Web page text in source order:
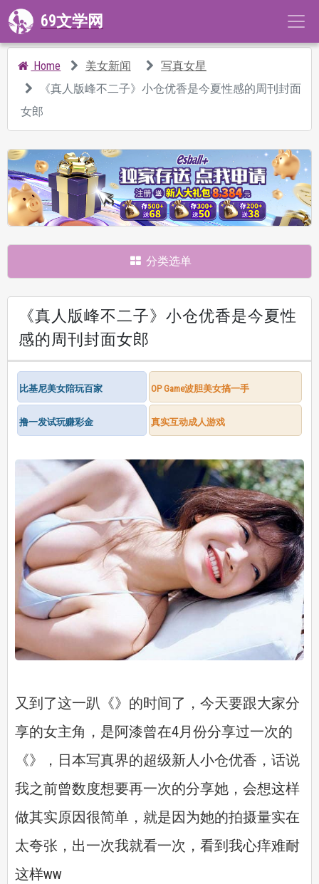
69文学网
Home 美女新闻
写真女星
《真人版峰不二子》小仓优香是今夏性感的周刊封面
女郎
分类选单
《真人版峰不二子》小仓优香是今夏性
感的周刊封面女郎
比基尼美女陪玩百家 OP Game波胆美女搞一手
撸一发试玩赚彩金 真实互动成人游戏
又到了这一趴《》的时间了，今天要跟大家分
享的女主角，是阿漆曾在4月份分享过一次的
《》，日本写真界的超级新人小仓优香，话说
我之前曾数度想要再一次的分享她，会想这样
做其实原因很简单，就是因为她的拍摄量实在
太夸张，出一次我就看一次，看到我心痒难耐
这样ww